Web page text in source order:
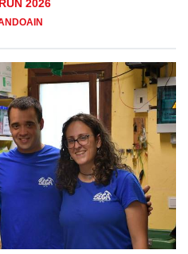
2026